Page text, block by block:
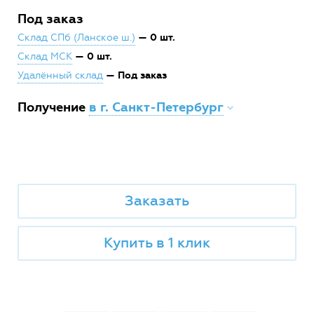
Под заказ
Склад СПб (Ланское ш.) — 0 шт.
Склад МСК — 0 шт.
Удалённый склад — Под заказ
Получение в г. Санкт-Петербург
Заказать
Купить в 1 клик